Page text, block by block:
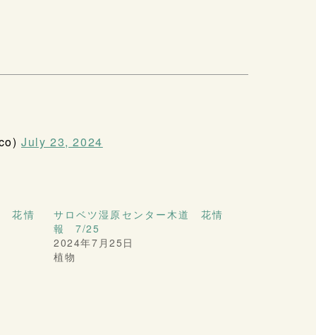
July 23, 2024
花情
サロベツ湿原センター木道 花情
報 7/25
2024年7月25日
植物